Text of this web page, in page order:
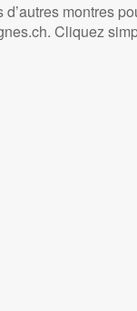
montres
Cliquez